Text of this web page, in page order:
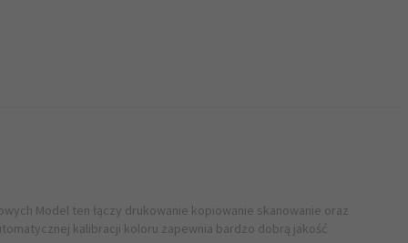
Model ten łączy drukowanie kopiowanie skanowanie oraz
kalibracji koloru zapewnia bardzo dobrą jakość